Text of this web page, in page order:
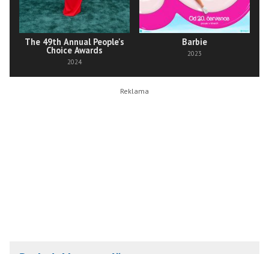
The 49th Annual People's
Choice Awards
2024
Barbie
2023